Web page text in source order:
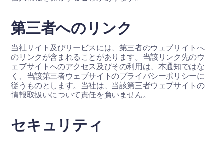
第三者へのリンク
当社サイト及びサービスには、第三者のウェブサイトへ
のリンクが含まれることがあります。当該リンク先のウ
ェブサイトへのアクセス及びその利用は、本通知ではな
く、当該第三者ウェブサイトのプライバシーポリシーに
従うものとします。当社は、当該第三者ウェブサイトの
情報取扱いについて責任を負いません。
セキュリティ